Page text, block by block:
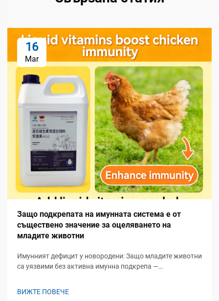
16
Mar
Защо подкрепата на имунната система е от
съществено значение за оцеляването на
младите животни
Имунният дефицит у новородени: Защо младите животни
са уязвими без активна имунна подкрепа —
ВИЖТЕ ПОВЕЧЕ